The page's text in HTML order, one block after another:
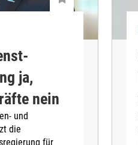
ja,
nein
und
die
für